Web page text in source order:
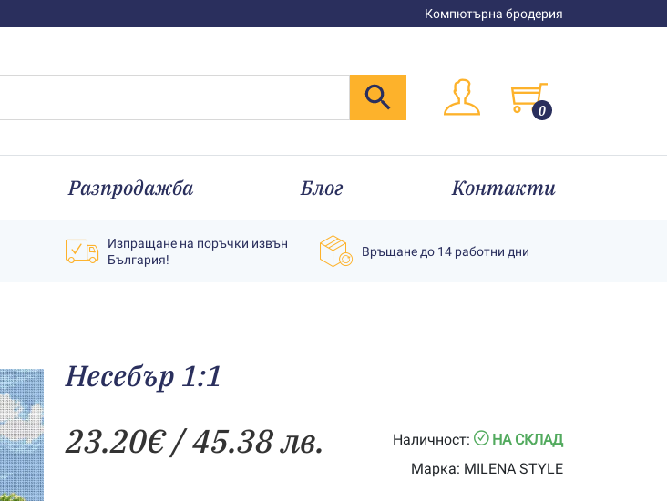
Компютърна бродерия
0
Разпродажба Блог Контакти
Изпращане на поръчки извън
България!
Връщане до 14 работни дни
Несебър 1:1
23.20€/ 45.38 лв. Наличност:
НА СКЛАД
Марка: MILENA STYLE